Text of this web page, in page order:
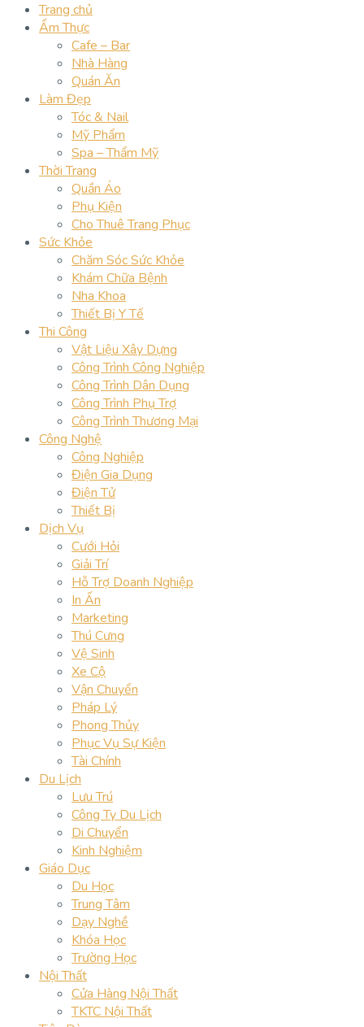
Trang chủ
Ẩm Thực
Cafe – Bar
Nhà Hàng
Quán Ăn
Làm Đẹp
Tóc & Nail
Mỹ Phẩm
Spa – Thẩm Mỹ
Thời Trang
Quần Áo
Phụ Kiện
Cho Thuê Trang Phục
Sức Khỏe
Chăm Sóc Sức Khỏe
Khám Chữa Bệnh
Nha Khoa
Thiết Bị Y Tế
Thi Công
Vật Liệu Xây Dựng
Công Trình Công Nghiệp
Công Trình Dân Dụng
Công Trình Phụ Trợ
Công Trình Thương Mại
Công Nghệ
Công Nghiệp
Điện Gia Dụng
Điện Tử
Thiết Bị
Dịch Vụ
Cưới Hỏi
Giải Trí
Hỗ Trợ Doanh Nghiệp
In Ấn
Marketing
Thú Cưng
Vệ Sinh
Xe Cộ
Vận Chuyển
Pháp Lý
Phong Thủy
Phục Vụ Sự Kiện
Tài Chính
Du Lịch
Lưu Trú
Công Ty Du Lịch
Di Chuyển
Kinh Nghiệm
Giáo Dục
Du Học
Trung Tâm
Dạy Nghề
Khóa Học
Trường Học
Nội Thất
Cửa Hàng Nội Thất
TKTC Nội Thất